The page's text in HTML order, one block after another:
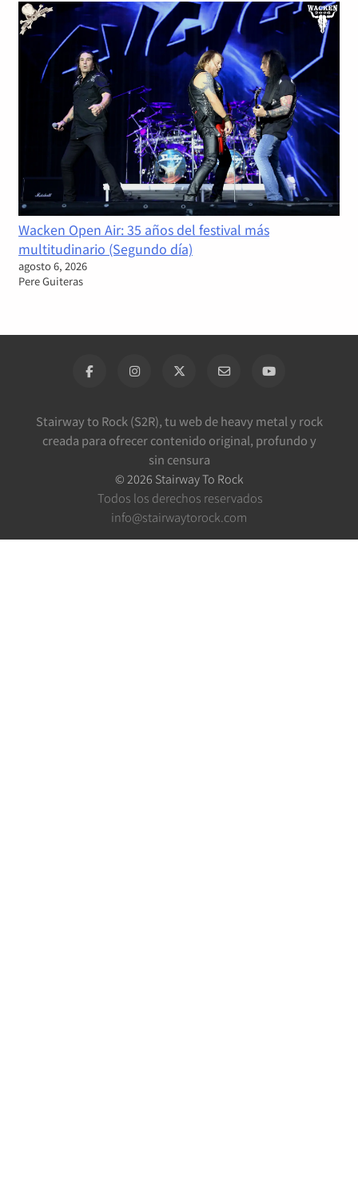
Wacken Open Air: 35 años del festival más
multitudinario (Segundo día)
agosto 6, 2026
Pere Guiteras
Stairway to Rock (S2R), tu web de heavy metal y rock
creada para ofrecer contenido original, profundo y
sin censura
© 2026 Stairway To Rock
Todos los derechos reservados
info@stairwaytorock.com